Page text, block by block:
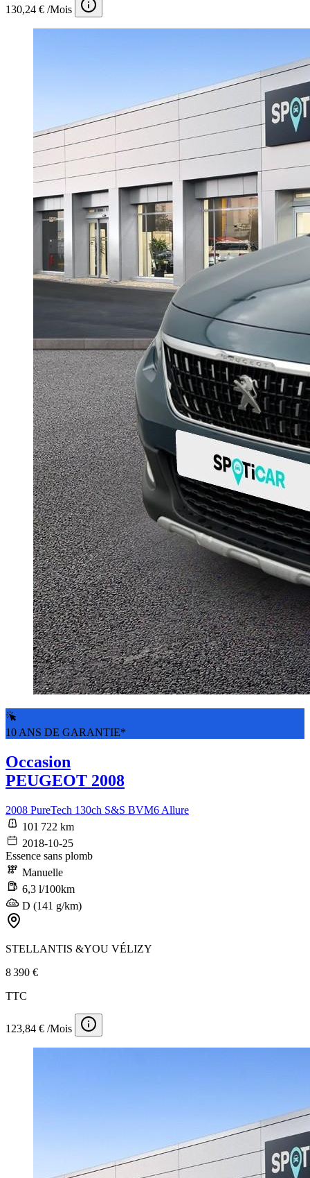
130,24 € /Mois
10 ANS DE GARANTIE*
Occasion
PEUGEOT 2008
2008 PureTech 130ch S&S BVM6 Allure
101 722 km
2018-10-25
Essence sans plomb
Manuelle
6,3 l/100km
D (141 g/km)
STELLANTIS &YOU VÉLIZY
8 390 €
TTC
123,84 € /Mois